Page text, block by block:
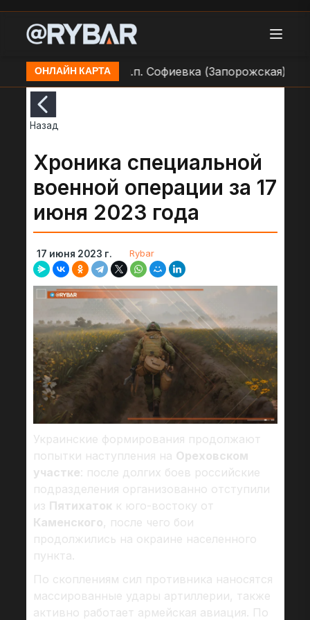
ОНЛАЙН КАРТА
ВСУ в н.п. Софиевка (Запорожская)
Назад
Хроника специальной
военной операции за 17
июня 2023 года
17 июня 2023 г. Rybar
Украинские формирования продолжают
попытки наступления на Ореховском
участке: после долгих боев российские
подразделения организованно отступили
из Пятихатокк юго-востоку от
Каменского, после чего бои
продолжились на окраине населенного
пункта.
По скоплениям сил противника наносятся
массированные удары артиллерии, также
активно работает армейская авиация. По